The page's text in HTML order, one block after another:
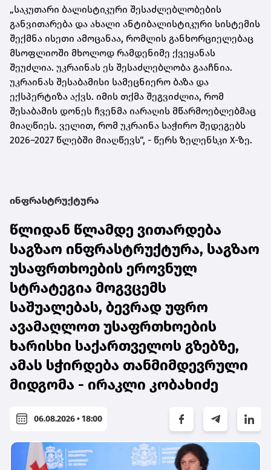
„საკუთარი ბალისტიკური შესაძლებლობების
განვითარება და ახალი ანტიბალისტიკური სისტემის
შექმნა ისეთი ამოცანაა, რომლის განხორციელებაც
მსოფლიოში მხოლოდ რამდენიმე ქვეყანას
შეუძლია. უკრაინას ეს შესაძლებლობა გააჩნია.
უკრაინას შესაბამისი სამეცნიერო ბაზა და
ექსპერტიზა აქვს. იმის თქმა შეგვიძლია, რომ
შესაბამის დონეს ჩვენმა იარაღის მწარმოებლებმაც
მიაღწიეს. ველით, რომ უკრაინა საჭირო შედეგებს
2026–2027 წლებში მიაღწევს“, - წერს ზელენსკი X-ზე.
ინფრასტრუქტურა
წლიდან წლამდე ვითარდება
საგზაო ინფრასტრუქტურა, საგზაო
უსაფრთხოების ეროვნულ
სტრატეგია მოგვცემს
საშუალებას, ბევრად უფრო
ავამაღლოთ უსაფრთხოების
ხარისხი საქართველოს გზებზე,
ამას სჭირდება თანმიმდევრული
მიდგომა - ირაკლი კობახიძე
06.08.2026 • 18:00